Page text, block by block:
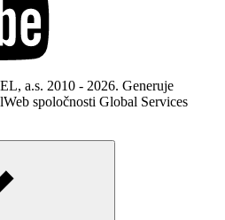
a.s. 2010 - 2026. Generuje
spoločnosti Global Services